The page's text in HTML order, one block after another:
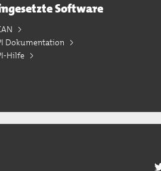
Software
Dokumentation
Hilfe